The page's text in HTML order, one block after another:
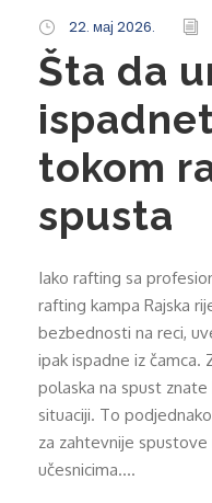
22. мај 2026.
Šta da
tokom
spusta
Iako rafting sa
rafting kampa Rajska
bezbednosti na reci,
ipak ispadne iz
polaska na spust
situaciji. To
za zahtevnije spustove
učesnicima....